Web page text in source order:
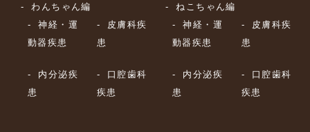
わんちゃん編
神経・運
動器疾患
皮膚科疾
患
内分泌疾
患
口腔歯科
疾患
ねこちゃん編
神経・運
動器疾患
皮膚科疾
患
内分泌疾
患
口腔歯科
疾患